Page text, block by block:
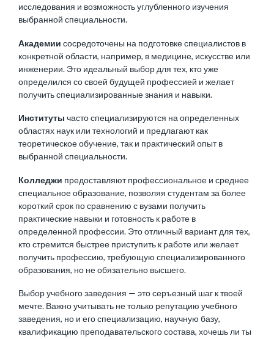
исследования и возможность углубленного изучения
выбранной специальности.
Академии сосредоточены на подготовке специалистов в
конкретной области, например, в медицине, искусстве или
инженерии. Это идеальный выбор для тех, кто уже
определился со своей будущей профессией и желает
получить специализированные знания и навыки.
Институты часто специализируются на определенных
областях наук или технологий и предлагают как
теоретическое обучение, так и практический опыт в
выбранной специальности.
Колледжи предоставляют профессиональное и среднее
специальное образование, позволяя студентам за более
короткий срок по сравнению с вузами получить
практические навыки и готовность к работе в
определенной профессии. Это отличный вариант для тех,
кто стремится быстрее приступить к работе или желает
получить профессию, требующую специализированного
образования, но не обязательно высшего.
Выбор учебного заведения — это серъезный шаг к твоей
мечте. Важно учитывать не только репутацию учебного
заведения, но и его специализацию, научную базу,
квалификацию преподавательского состава, хочешь ли ты